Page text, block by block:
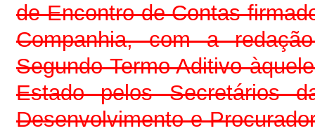
de Encontro de Contas
Companhia, com a
Segundo Termo Aditivo
Estado pelos Secretários
Desenvolvimento e